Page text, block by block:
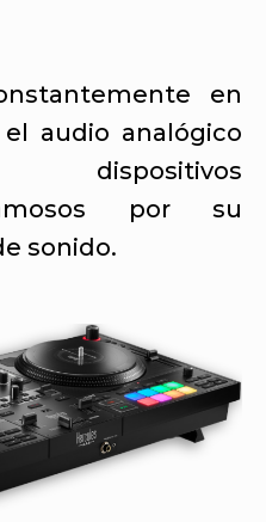
en
audio analógico
dispositivos
por su
sonido.